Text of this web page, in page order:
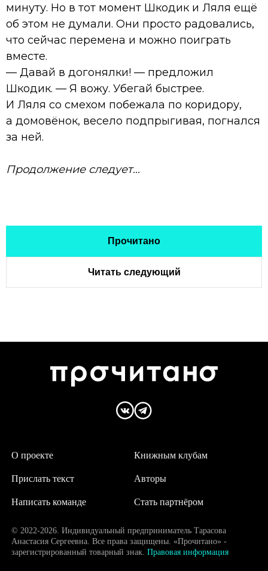
минуту. Но в тот момент Шкодик и Ляля ещё
об этом не думали. Они просто радовались,
что сейчас перемена и можно поиграть
вместе.
— Давай в догонялки! — предложил
Шкодик. — Я вожу. Убегай быстрее.
И Ляля со смехом побежала по коридору,
а домовёнок, весело подпрыгивая, погнался
за ней.
Продолжение следует...
Прочитано
Читать следующий
О проекте
Написать команде
Авторы
Прислать текст
Книжным клубам
Стать партнёром
© 2022-2026. Индивидуальный предприниматель Тарасова
Анастасия Сергеевна. Все права защищены. «Прочитано» -
зарегистрированный товарный знак. Правовая информация